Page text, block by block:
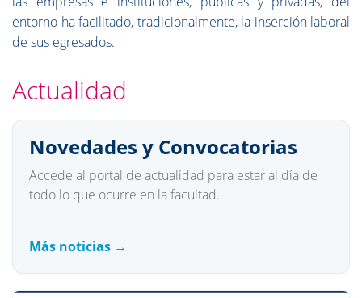
entorno ha facilitado, tradicionalmente, la inserción laboral
de sus egresados.
Actualidad
Novedades y Convocatorias
Accede al portal de actualidad para estar al día de
todo lo que ocurre en la facultad.
Más noticias →